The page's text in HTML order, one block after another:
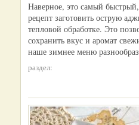
Наверное, это самый
рецепт заготовить острую
тепловой обработке. Это
сохранить вкус и аромат
наше зимнее меню
раздел: